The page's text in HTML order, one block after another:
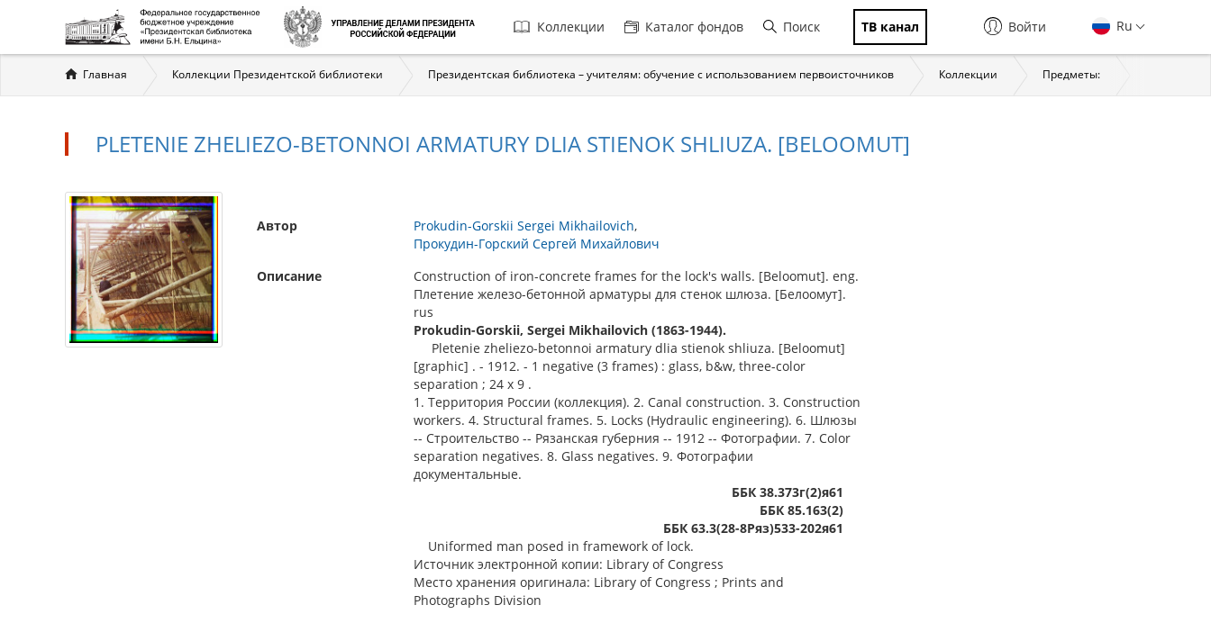
Главная
навигация
Коллекции Каталог фондов Поиск ТВ канал Ru
Войти
Вы
здесь
Главная Коллекции Президентской библиотеки Президентская библиотека – учителям: обучение с использованием первоисточников Коллекции Предметы:
PLETENIE ZHELIEZO-BETONNOI ARMATURY DLIA STIENOK SHLIUZA. [BELOOMUT]
Автор
Prokudin-Gorskii Sergei Mikhailovich
Прокудин-Горский Сергей Михайлович
Описание
Construction of iron-concrete frames for the lock's walls. [Beloomut]. eng.
Плетение железо-бетонной арматуры для стенок шлюза. [Белоомут].
rus
Prokudin-Gorskii, Sergei Mikhailovich (1863-1944).
Pletenie zheliezo-betonnoi armatury dlia stienok shliuza. [Beloomut]
[graphic] . - 1912. - 1 negative (3 frames) : glass, b&w, three-color
separation ; 24 x 9 .
1. Территория России (коллекция). 2. Canal construction. 3. Construction
workers. 4. Structural frames. 5. Locks (Hydraulic engineering). 6. Шлюзы
-- Строительство -- Рязанская губерния -- 1912 -- Фотографии. 7. Color
separation negatives. 8. Glass negatives. 9. Фотографии
документальные.
ББК 38.373г(2)я61
ББК 85.163(2)
ББК 63.3(28-8Ряз)533-202я61
Uniformed man posed in framework of lock.
Источник электронной копии: Library of Congress
Место хранения оригинала: Library of Congress ; Prints and
Photographs Division